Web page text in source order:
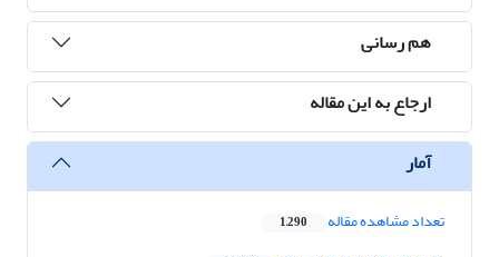
هم رسانی
ارجاع به این مقاله
آمار
تعداد مشاهده مقاله 1,290